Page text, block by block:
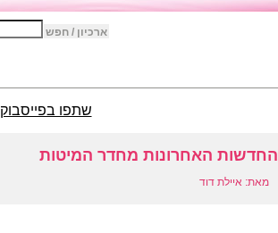
ארכיון / חפש
שתפו בפייסבוק
החדשות האחרונות מחדר המיטות
מאת: איילת דוד